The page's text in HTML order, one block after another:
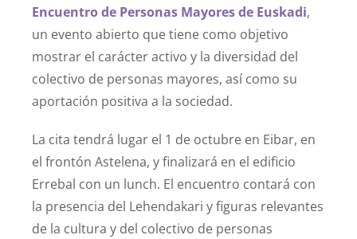
Encuentro de Personas Mayores de Euskadi,
un evento abierto que tiene como objetivo
mostrar el carácter activo y la diversidad del
colectivo de personas mayores, así como su
aportación positiva a la sociedad.
La cita tendrá lugar el 1 de octubre en Eibar, en
el frontón Astelena, y finalizará en el edificio
Errebal con un lunch. El encuentro contará con
la presencia del Lehendakari y figuras relevantes
de la cultura y del colectivo de personas